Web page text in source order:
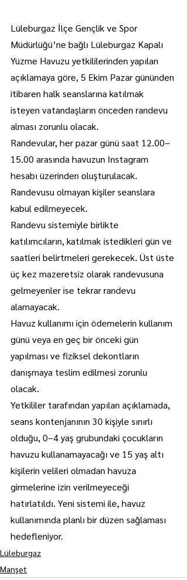
Lüleburgaz İlçe Gençlik ve Spor
Müdürlüğü’ne bağlı Lüleburgaz Kapalı
Yüzme Havuzu yetkililerinden yapılan
açıklamaya göre, 5 Ekim Pazar gününden
itibaren halk seanslarına katılmak
isteyen vatandaşların önceden randevu
alması zorunlu olacak.
Randevular, her pazar günü saat 12.00–
15.00 arasında havuzun Instagram
hesabı üzerinden oluşturulacak.
Randevusu olmayan kişiler seanslara
kabul edilmeyecek.
Randevu sistemiyle birlikte
katılımcıların, katılmak istedikleri gün ve
saatleri belirtmeleri gerekecek. Üst üste
üç kez mazeretsiz olarak randevusuna
gelmeyenler ise tekrar randevu
alamayacak.
Havuz kullanımı için ödemelerin kullanım
günü veya en geç bir önceki gün
yapılması ve fiziksel dekontların
danışmaya teslim edilmesi zorunlu
olacak.
Yetkililer tarafından yapılan açıklamada,
seans kontenjanının 30 kişiyle sınırlı
olduğu, 0–4 yaş grubundaki çocukların
havuzu kullanamayacağı ve 15 yaş altı
kişilerin velileri olmadan havuza
girmelerine izin verilmeyeceği
hatırlatıldı. Yeni sistemi ile, havuz
kullanımında planlı bir düzen sağlaması
hedefleniyor.
Lüleburgaz
Manşet